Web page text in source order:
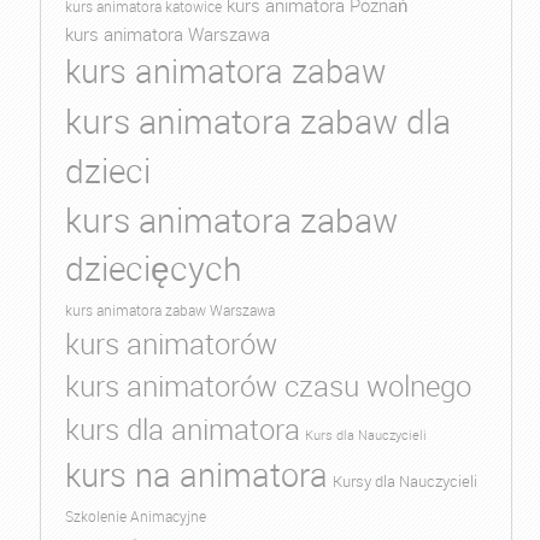
kurs animatora katowice kurs animatora Poznań
kurs animatora Warszawa
kurs animatora zabaw
kurs animatora zabaw dla
dzieci
kurs animatora zabaw
dziecięcych
kurs animatora zabaw Warszawa
kurs animatorów
kurs animatorów czasu wolnego
kurs dla animatora Kurs dla Nauczycieli
kurs na animatora Kursy dla Nauczycieli
Szkolenie Animacyjne